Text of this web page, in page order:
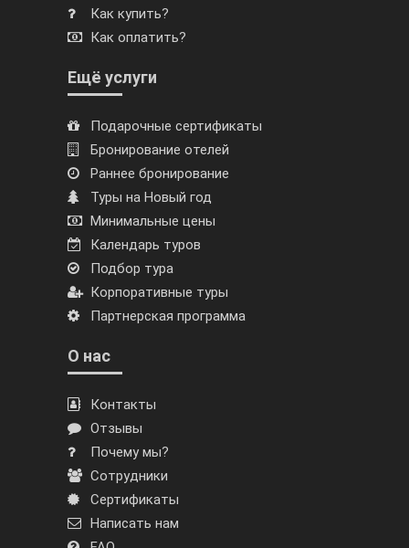
Как купить?
Как оплатить?
Ещё услуги
Подарочные сертификаты
Бронирование отелей
Раннее бронирование
Туры на Новый год
Минимальные цены
Календарь туров
Подбор тура
Корпоративные туры
Партнерская программа
О нас
Контакты
Отзывы
Почему мы?
Сотрудники
Сертификаты
Написать нам